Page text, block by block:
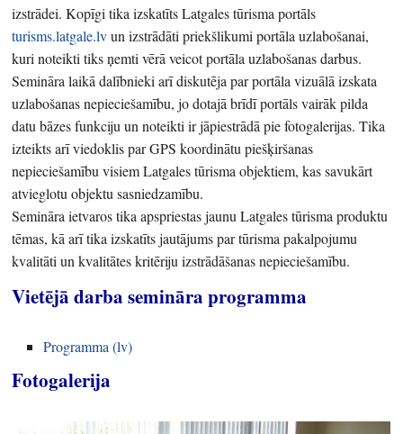
izstrādei. Kopīgi tika izskatīts Latgales tūrisma portāls
turisms.latgale.lvun izstrādāti priekšlikumi portāla uzlabošanai,
kuri noteikti tiks ņemti vērā veicot portāla uzlabošanas darbus.
Semināra laikā dalībnieki arī diskutēja par portāla vizuālā izskata
uzlabošanas nepieciešamību, jo dotajā brīdī portāls vairāk pilda
datu bāzes funkciju un noteikti ir jāpiestrādā pie fotogalerijas. Tika
izteikts arī viedoklis par GPS koordinātu piešķiršanas
nepieciešamību visiem Latgales tūrisma objektiem, kas savukārt
atvieglotu objektu sasniedzamību.
Semināra ietvaros tika apspriestas jaunu Latgales tūrisma produktu
tēmas, kā arī tika izskatīts jautājums par tūrisma pakalpojumu
kvalitāti un kvalitātes kritēriju izstrādāšanas nepieciešamību.
Vietējā darba semināra programma
Programma (lv)
Fotogalerija